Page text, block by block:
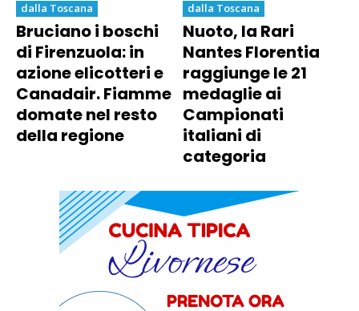
dalla Toscana
Bruciano i boschi
di Firenzuola: in
azione elicotteri e
Canadair. Fiamme
domate nel resto
della regione
dalla Toscana
Nuoto, la Rari
Nantes Florentia
raggiunge le 21
medaglie ai
Campionati
italiani di
categoria